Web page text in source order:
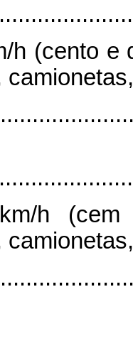
h (cento e
h (cem